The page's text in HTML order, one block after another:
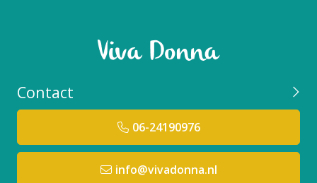
Contact
06-24190976
info@vivadonna.nl